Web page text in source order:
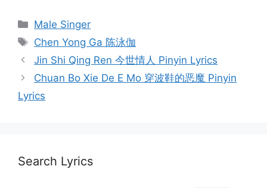
Categories
Male Singer
Tags
Chen Yong Ga 陈泳伽
Post
navigation
Jin Shi Qing Ren 今世情人 Pinyin Lyrics
Chuan Bo Xie De E Mo 穿波鞋的恶魔 Pinyin
Lyrics
Search Lyrics